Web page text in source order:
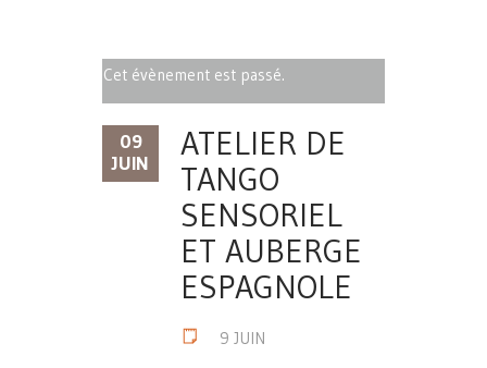
Cet évènement est passé.
09
JUIN
ATELIER DE
TANGO
SENSORIEL
ET AUBERGE
ESPAGNOLE
9 JUIN